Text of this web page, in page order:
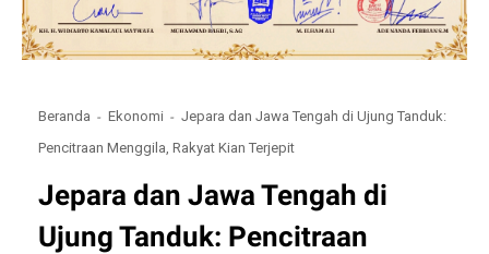
Beranda Ekonomi
Jepara dan Jawa Tengah di Ujung Tanduk:
Pencitraan Menggila, Rakyat Kian Terjepit
Jepara dan Jawa Tengah di
Ujung Tanduk: Pencitraan